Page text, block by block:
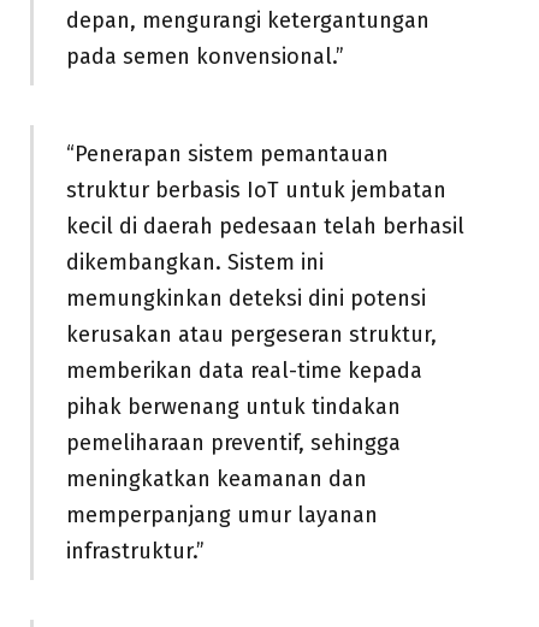
depan, mengurangi ketergantungan
pada semen konvensional.”
“Penerapan sistem pemantauan
struktur berbasis IoT untuk jembatan
kecil di daerah pedesaan telah berhasil
dikembangkan. Sistem ini
memungkinkan deteksi dini potensi
kerusakan atau pergeseran struktur,
memberikan data real-time kepada
pihak berwenang untuk tindakan
pemeliharaan preventif, sehingga
meningkatkan keamanan dan
memperpanjang umur layanan
infrastruktur.”